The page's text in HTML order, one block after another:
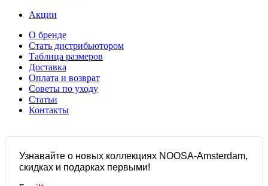
Акции
О бренде
Стать дистрибьютором
Таблица размеров
Доставка
Оплата и возврат
Советы по уходу
Статьи
Контакты
Узнавайте о новых коллекциях NOOSA-Amsterdam,
скидках и подарках первыми!